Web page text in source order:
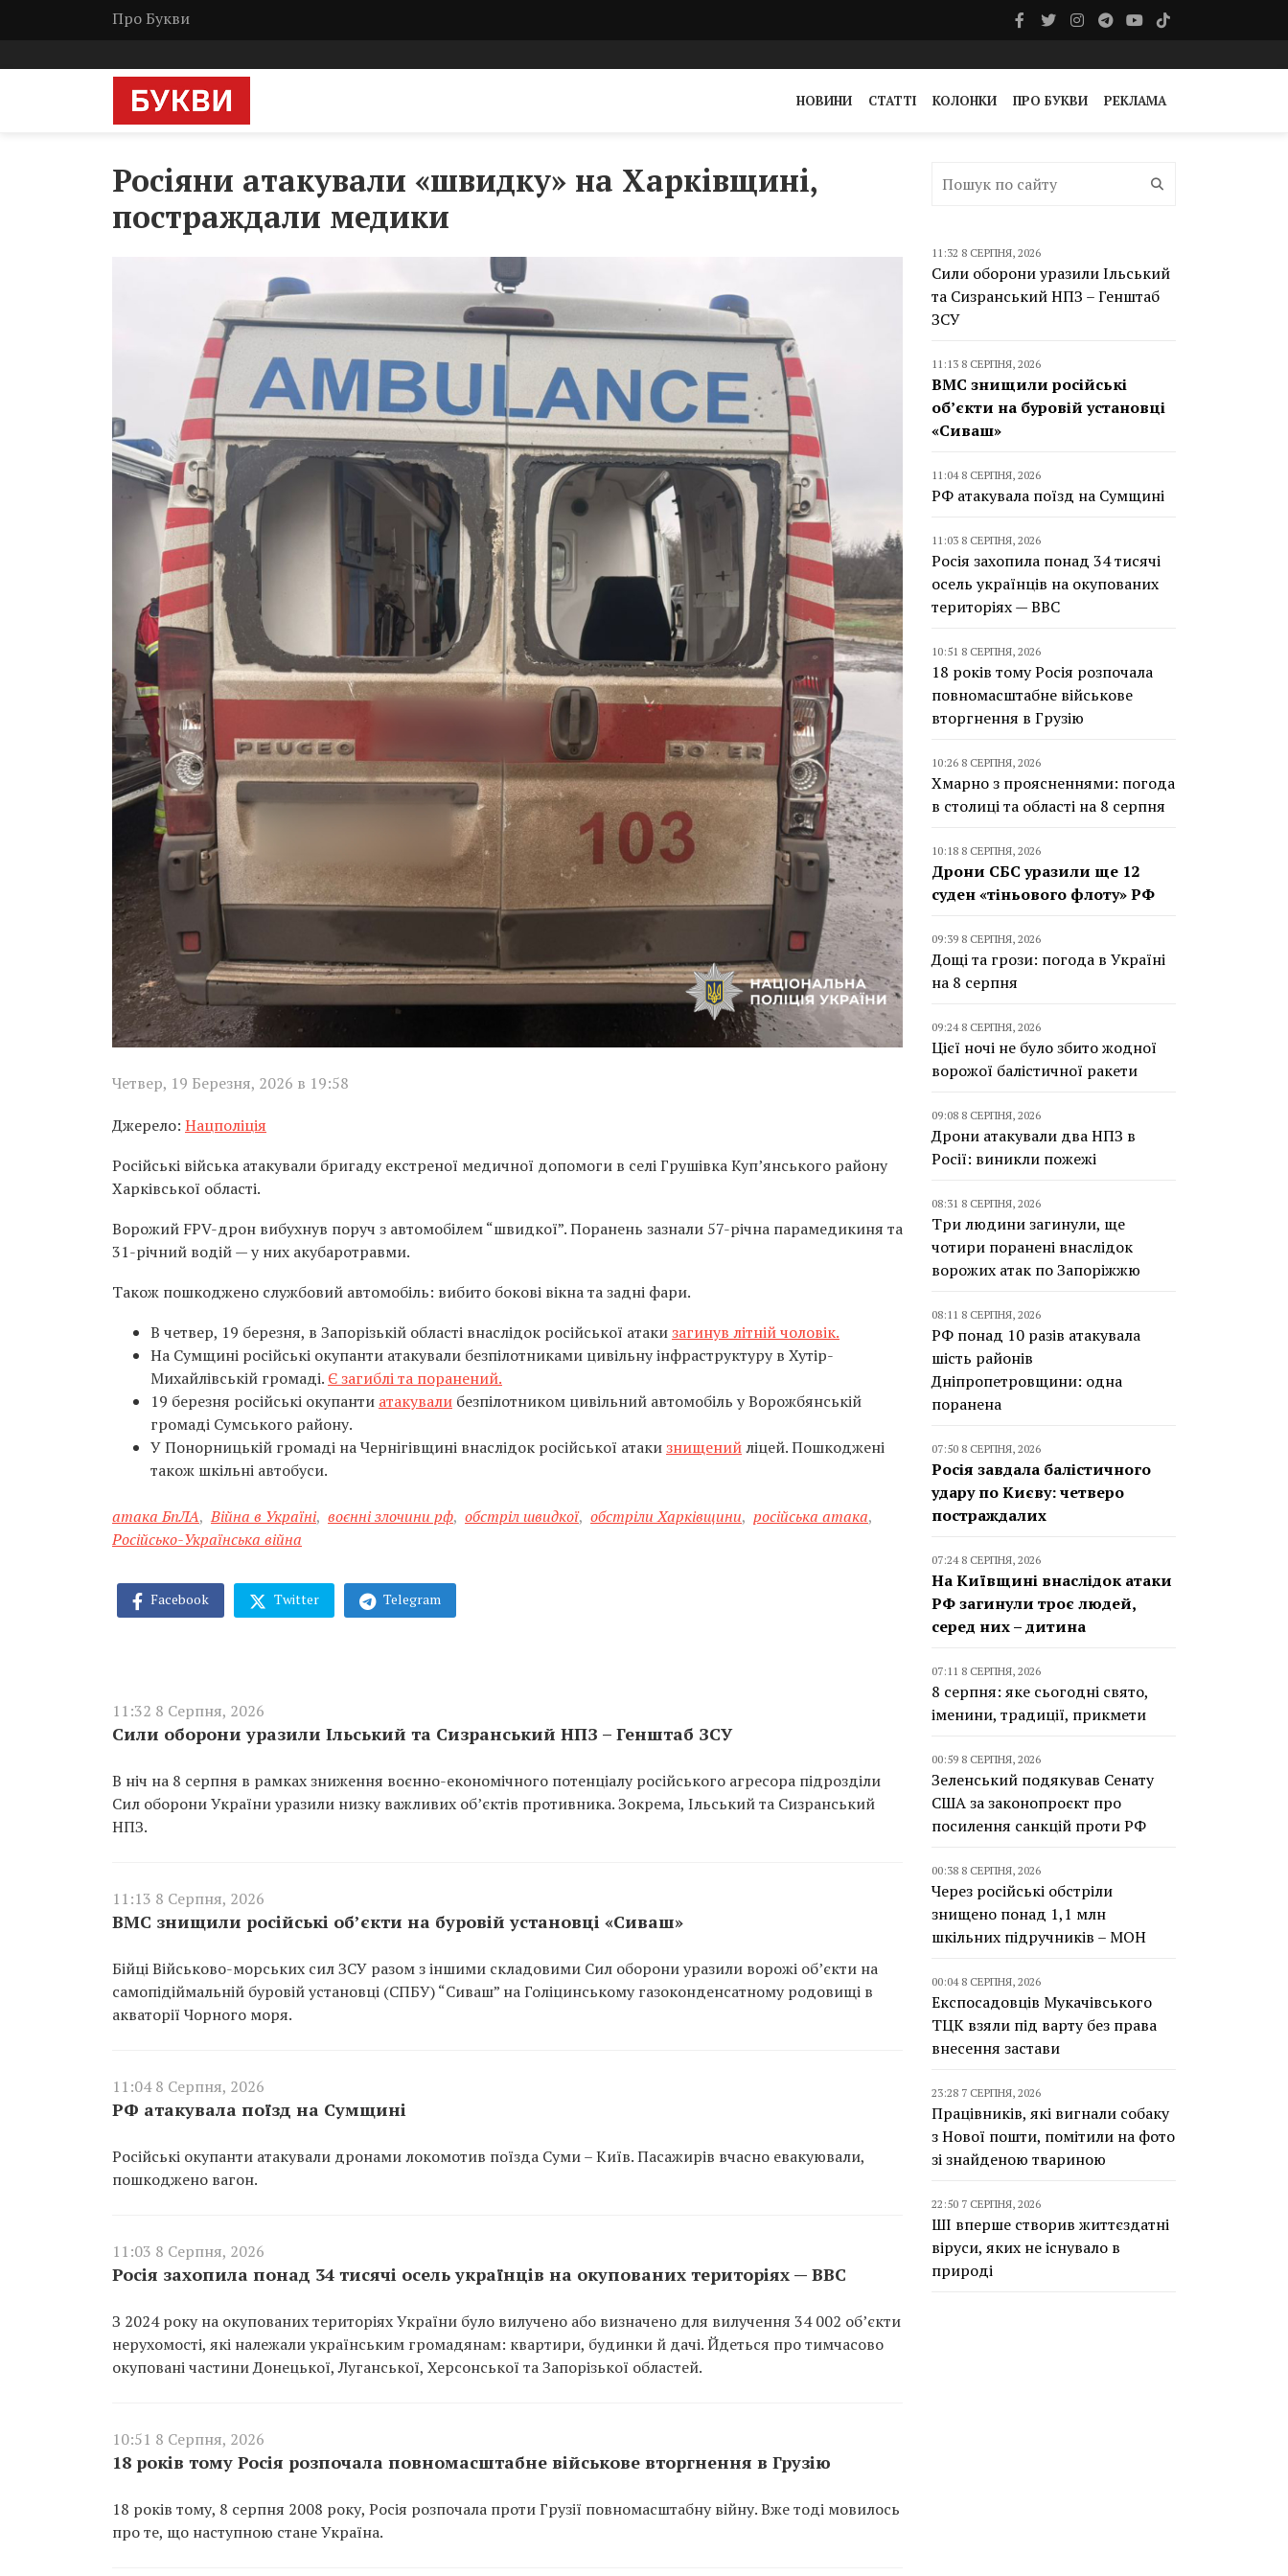
Про Букви
НОВИНИ СТАТТІ КОЛОНКИ ПРО БУКВИ РЕКЛАМА
Росіяни атакували «швидку» на Харківщині,
постраждали медики
Четвер, 19 Березня, 2026 в 19:58
Джерело: Нацполіція
Російські війська атакували бригаду екстреної медичної допомоги в селі Грушівка Куп’янського району
Харківської області.
Ворожий FPV-дрон вибухнув поруч з автомобілем “швидкої”. Поранень зазнали 57-річна парамедикиня та
31-річний водій — у них акубаротравми.
Також пошкоджено службовий автомобіль: вибито бокові вікна та задні фари.
В четвер, 19 березня, в Запорізькій області внаслідок російської атакизагинув літній чоловік.
На Сумщині російські окупанти атакували безпілотниками цивільну інфраструктуру в Хутір-
Михайлівській громаді. Є загиблі та поранений.
19 березня російські окупанти атакували безпілотником цивільний автомобіль у Ворожбянській
громаді Сумського району.
У Понорницькій громаді на Чернігівщині внаслідок російської атакизнищенийліцей. Пошкоджені
також шкільні автобуси.
атака БпЛА, Війна в Україні, воєнні злочини рф, обстріл швидкої, обстріли Харківщини, російська атака,
Російсько-Українська війна
Facebook Twitter Telegram
11:32 8 Серпня, 2026
Сили оборони уразили Ільський та Сизранський НПЗ – Генштаб ЗСУ
В ніч на 8 серпня в рамках зниження воєнно-економічного потенціалу російського агресора підрозділи
Сил оборони України уразили низку важливих об’єктів противника. Зокрема, Ільський та Сизранський
НПЗ.
11:13 8 Серпня, 2026
ВМС знищили російські об’єкти на буровій установці «Сиваш»
Бійці Військово-морських сил ЗСУ разом з іншими складовими Сил оборони уразили ворожі об’єкти на
самопідіймальній буровій установці (СПБУ) “Сиваш” на Голіцинському газоконденсатному родовищі в
акваторії Чорного моря.
11:04 8 Серпня, 2026
РФ атакувала поїзд на Сумщині
Російські окупанти атакували дронами локомотив поїзда Суми – Київ. Пасажирів вчасно евакуювали,
пошкоджено вагон.
11:03 8 Серпня, 2026
Росія захопила понад 34 тисячі осель українців на окупованих територіях — BBC
З 2024 року на окупованих територіях України було вилучено або визначено для вилучення 34 002 об’єкти
нерухомості, які належали українським громадянам: квартири, будинки й дачі. Йдеться про тимчасово
окуповані частини Донецької, Луганської, Херсонської та Запорізької областей.
10:51 8 Серпня, 2026
18 років тому Росія розпочала повномасштабне військове вторгнення в Грузію
18 років тому, 8 серпня 2008 року, Росія розпочала проти Грузії повномасштабну війну. Вже тоді мовилось
про те, що наступною стане Україна.
11:32 8 СЕРПНЯ, 2026
Сили оборони уразили Ільський
та Сизранський НПЗ – Генштаб
ЗСУ
11:13 8 СЕРПНЯ, 2026
ВМС знищили російські
об’єкти на буровій установці
«Сиваш»
11:04 8 СЕРПНЯ, 2026
РФ атакувала поїзд на Сумщині
11:03 8 СЕРПНЯ, 2026
Росія захопила понад 34 тисячі
осель українців на окупованих
територіях — BBC
10:51 8 СЕРПНЯ, 2026
18 років тому Росія розпочала
повномасштабне військове
вторгнення в Грузію
10:26 8 СЕРПНЯ, 2026
Хмарно з проясненнями: погода
в столиці та області на 8 серпня
10:18 8 СЕРПНЯ, 2026
Дрони СБС уразили ще 12
суден «тіньового флоту» РФ
09:39 8 СЕРПНЯ, 2026
Дощі та грози: погода в Україні
на 8 серпня
09:24 8 СЕРПНЯ, 2026
Цієї ночі не було збито жодної
ворожої балістичної ракети
09:08 8 СЕРПНЯ, 2026
Дрони атакували два НПЗ в
Росії: виникли пожежі
08:31 8 СЕРПНЯ, 2026
Три людини загинули, ще
чотири поранені внаслідок
ворожих атак по Запоріжжю
08:11 8 СЕРПНЯ, 2026
РФ понад 10 разів атакувала
шість районів
Дніпропетровщини: одна
поранена
07:50 8 СЕРПНЯ, 2026
Росія завдала балістичного
удару по Києву: четверо
постраждалих
07:24 8 СЕРПНЯ, 2026
На Київщині внаслідок атаки
РФ загинули троє людей,
серед них – дитина
07:11 8 СЕРПНЯ, 2026
8 серпня: яке сьогодні свято,
іменини, традиції, прикмети
00:59 8 СЕРПНЯ, 2026
Зеленський подякував Сенату
США за законопроєкт про
посилення санкцій проти РФ
00:38 8 СЕРПНЯ, 2026
Через російські обстріли
знищено понад 1,1 млн
шкільних підручників – МОН
00:04 8 СЕРПНЯ, 2026
Експосадовців Мукачівського
ТЦК взяли під варту без права
внесення застави
23:28 7 СЕРПНЯ, 2026
Працівників, які вигнали собаку
з Нової пошти, помітили на фото
зі знайденою твариною
22:50 7 СЕРПНЯ, 2026
ШІ вперше створив життєздатні
віруси, яких не існувало в
природі